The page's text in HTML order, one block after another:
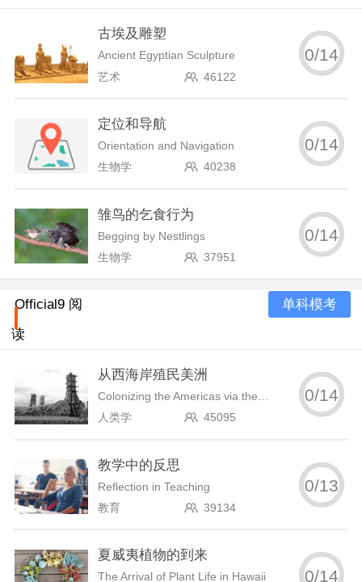
古埃及雕塑
Ancient Egyptian Sculpture
艺术
46122
0/14
定位和导航
Orientation and Navigation
生物学
40238
0/14
雏鸟的乞食行为
Begging by Nestlings
生物学
37951
0/14
Official9 阅
读
单科模考
从西海岸殖民美洲
人类学
45095
0/14
教学中的反思
Reflection in Teaching
教育
39134
0/13
夏威夷植物的到来
The Arrival of Plant Life in Hawaii 0/14